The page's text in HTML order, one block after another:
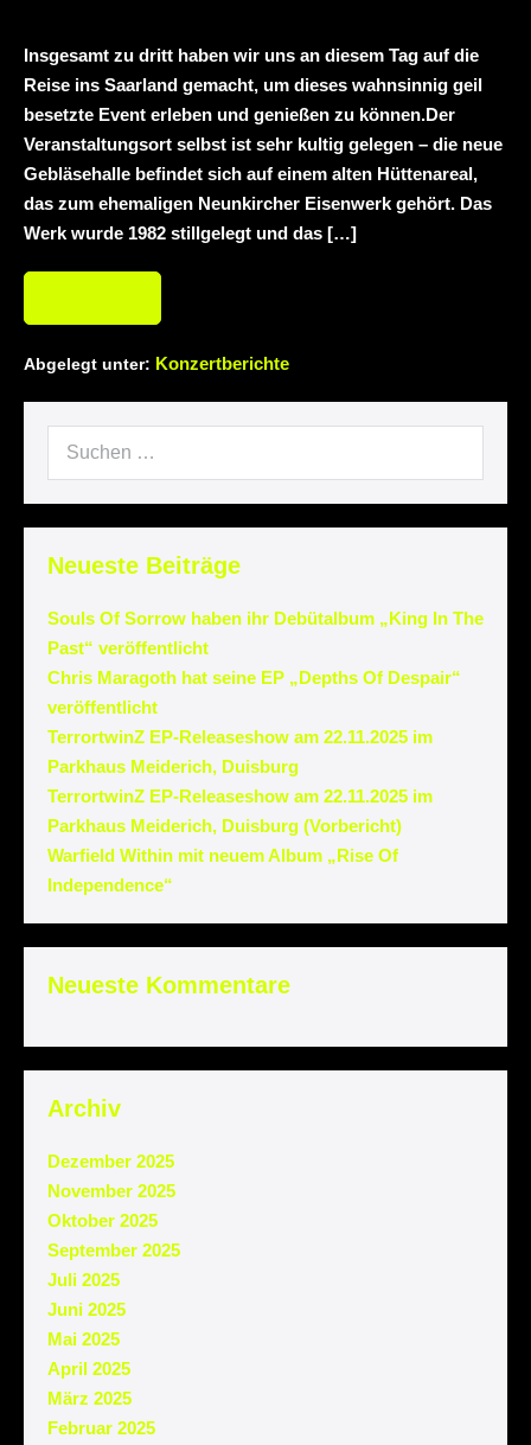
Insgesamt zu dritt haben wir uns an diesem Tag auf die
Reise ins Saarland gemacht, um dieses wahnsinnig geil
besetzte Event erleben und genießen zu können.Der
Veranstaltungsort selbst ist sehr kultig gelegen – die neue
Gebläsehalle befindet sich auf einem alten Hüttenareal,
das zum ehemaligen Neunkircher Eisenwerk gehört. Das
Werk wurde 1982 stillgelegt und das […]
Abgelegt unter: Konzertberichte
Neueste Beiträge
Souls Of Sorrow haben ihr Debütalbum „King In The
Past“ veröffentlicht
Chris Maragoth hat seine EP „Depths Of Despair“
veröffentlicht
TerrortwinZ EP-Releaseshow am 22.11.2025 im
Parkhaus Meiderich, Duisburg
TerrortwinZ EP-Releaseshow am 22.11.2025 im
Parkhaus Meiderich, Duisburg (Vorbericht)
Warfield Within mit neuem Album „Rise Of
Independence“
Neueste Kommentare
Archiv
Dezember 2025
November 2025
Oktober 2025
September 2025
Juli 2025
Juni 2025
Mai 2025
April 2025
März 2025
Februar 2025